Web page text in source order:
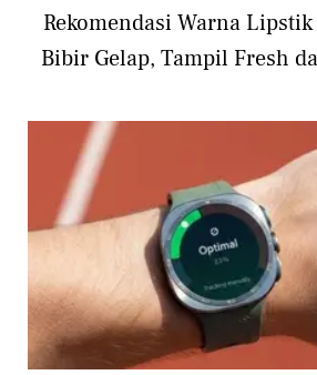
Rekomendasi Warna
Bibir Gelap, Tampil Fresh